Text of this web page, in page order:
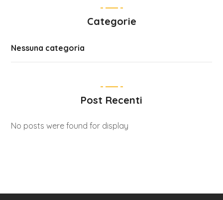
Categorie
Nessuna categoria
Post Recenti
No posts were found for display